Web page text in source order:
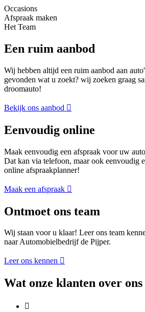
Occasions
Afspraak maken
Het Team
Een ruim aanbod
Wij hebben altijd een ruim aanbod aan
gevonden wat u zoekt? wij zoeken graag
droomauto!
Bekijk ons aanbod
Eenvoudig online
Maak eenvoudig een afspraak voor uw
Dat kan via telefoon, maar ook eenvoudig
online afspraakplanner!
Maak een afspraak
Ontmoet ons team
Wij staan voor u klaar! Leer ons team
naar Automobielbedrijf de Pijper.
Leer ons kennen
Wat onze klanten over ons